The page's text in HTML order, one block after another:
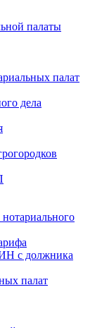
палаты
палат
дела
с должника
палат